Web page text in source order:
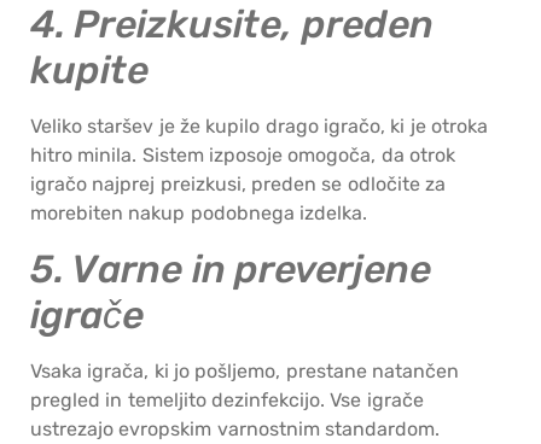
4. Preizkusite, preden
kupite
Veliko staršev je že kupilo drago igračo, ki je otroka
hitro minila. Sistem izposoje omogoča, da otrok
igračo najprej preizkusi, preden se odločite za
morebiten nakup podobnega izdelka.
5. Varne in preverjene
igrače
Vsaka igrača, ki jo pošljemo, prestane natančen
pregled in temeljito dezinfekcijo. Vse igrače
ustrezajo evropskim varnostnim standardom.